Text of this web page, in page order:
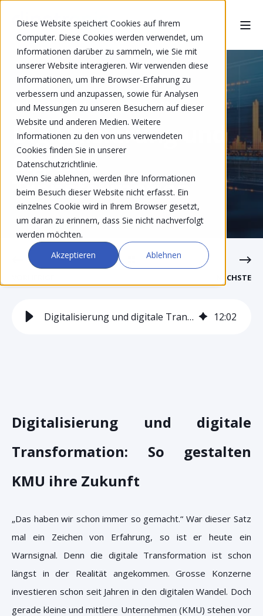
Diese Website speichert Cookies auf Ihrem
Computer. Diese Cookies werden verwendet, um
Informationen darüber zu sammeln, wie Sie mit
unserer Website interagieren. Wir verwenden diese
Informationen, um Ihre Browser-Erfahrung zu
verbessern und anzupassen, sowie für Analysen
und Messungen zu unseren Besuchern auf dieser
Website und anderen Medien. Weitere
Informationen zu den von uns verwendeten
Cookies finden Sie in unserer
Datenschutzrichtlinie.
Wenn Sie ablehnen, werden Ihre Informationen
beim Besuch dieser Website nicht erfasst. Ein
einzelnes Cookie wird in Ihrem Browser gesetzt,
um daran zu erinnern, dass Sie nicht nachverfolgt
werden möchten.
Akzeptieren
Ablehnen
MICHAEL FREULER MAY 19, 2025 2:00:00 PM
Digitalisierung und
digitale
Transformation
NÄCHSTE
Digitalisierung und digitale Transformation 12:02
Digitalisierung und digitale
Transformation: So gestalten
KMU ihre Zukunft
„Das haben wir schon immer so gemacht.“ War dieser Satz
mal ein Zeichen von Erfahrung, so ist er heute ein
Warnsignal. Denn die digitale Transformation ist schon
längst in der Realität angekommen. Grosse Konzerne
investieren schon seit Jahren in den digitalen Wandel. Doch
gerade kleine und mittlere Unternehmen (KMU) stehen vor